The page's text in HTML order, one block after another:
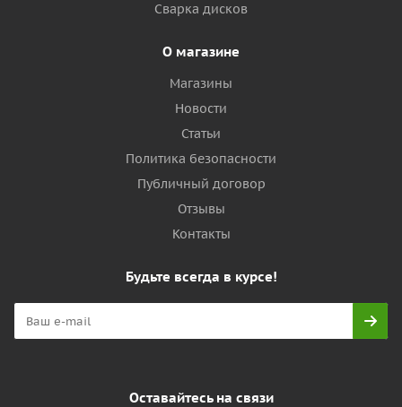
Сварка дисков
О магазине
Магазины
Новости
Статьи
Политика безопасности
Публичный договор
Отзывы
Контакты
Будьте всегда в курсе!
Оставайтесь на связи